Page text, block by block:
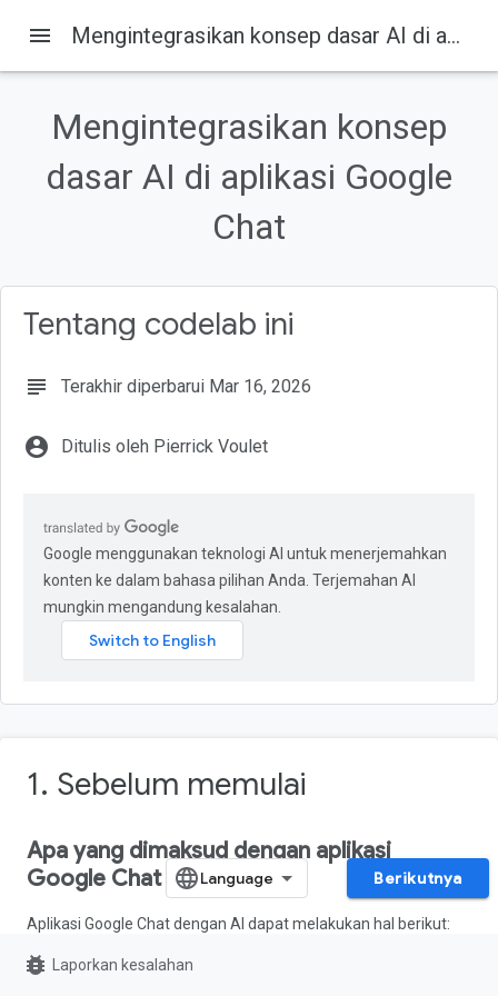
Apa yang dimaksud dengan aplikasi Google Chat dengan AI?
Mengapa perlu mengintegrasikan aplikasi Google Chat dengan AI?
Prasyarat
Yang akan Anda bangun
menu Mengintegrasikan konsep dasar AI di aplikasi Google Chat
Mengintegrasikan konsep
dasar AI di aplikasi Google
Chat
Tentang codelab ini
subject Terakhir diperbarui Mar 16, 2026
account_circle Ditulis oleh Pierrick Voulet
Google menggunakan teknologi AI untuk menerjemahkan
konten ke dalam bahasa pilihan Anda. Terjemahan AI
mungkin mengandung kesalahan.
1. Sebelum memulai
Apa yang dimaksud dengan aplikasi
Google Chat dengan AI?
Aplikasi Google Chat dengan AI dapat melakukan hal berikut:
Menghadirkan layanan dan resource Anda ke Google
Berikutnya
bug_report Laporkan kesalahan